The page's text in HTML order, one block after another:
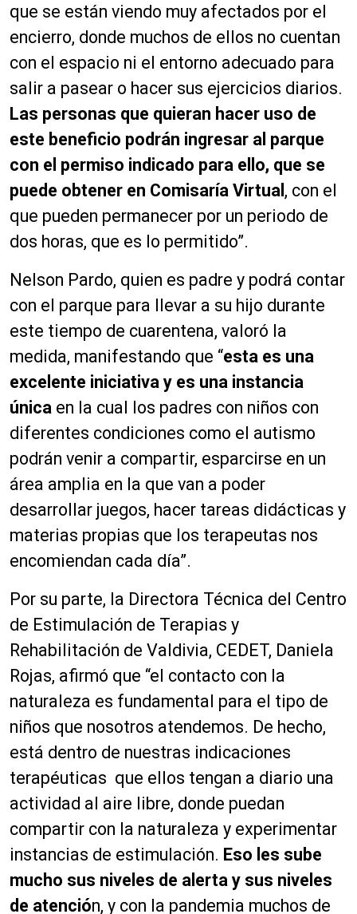
que se están viendo muy afectados por el
encierro, donde muchos de ellos no cuentan
con el espacio ni el entorno adecuado para
salir a pasear o hacer sus ejercicios diarios.
Las personas que quieran hacer uso de
este beneficio podrán ingresar al parque
con el permiso indicado para ello, que se
puede obtener en Comisaría Virtual , con el
que pueden permanecer por un periodo de
dos horas, que es lo permitido”.
Nelson Pardo, quien es padre y podrá contar
con el parque para llevar a su hijo durante
este tiempo de cuarentena, valoró la
medida, manifestando que “esta es una
excelente iniciativa y es una instancia
única en la cual los padres con niños con
diferentes condiciones como el autismo
podrán venir a compartir, esparcirse en un
área amplia en la que van a poder
desarrollar juegos, hacer tareas didácticas y
materias propias que los terapeutas nos
encomiendan cada día”.
Por su parte, la Directora Técnica del Centro
de Estimulación de Terapias y
Rehabilitación de Valdivia, CEDET, Daniela
Rojas, afirmó que “el contacto con la
naturaleza es fundamental para el tipo de
niños que nosotros atendemos. De hecho,
está dentro de nuestras indicaciones
terapéuticas que ellos tengan a diario una
actividad al aire libre, donde puedan
compartir con la naturaleza y experimentar
instancias de estimulación. Eso les sube
mucho sus niveles de alerta y sus niveles
de atención, y con la pandemia muchos de